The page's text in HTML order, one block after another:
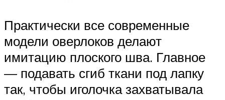
Практически все современные
модели оверлоков делают
имитацию плоского шва. Главное
— подавать сгиб ткани под лапку
так, чтобы иголочка захватывала